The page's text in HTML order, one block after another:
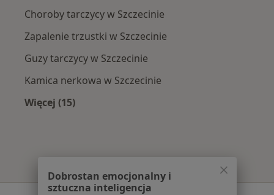
Choroby tarczycy w Szczecinie
Zapalenie trzustki w Szczecinie
Guzy tarczycy w Szczecinie
Kamica nerkowa w Szczecinie
Więcej (15)
Dobrostan emocjonalny i
sztuczna inteligencja